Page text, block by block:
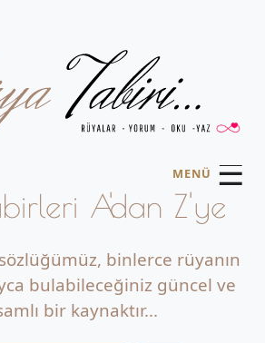
MENÜ ☰
A'dan Z'ye
binlerce rüyanın
bulabileceğiniz güncel ve
bir kaynaktır...